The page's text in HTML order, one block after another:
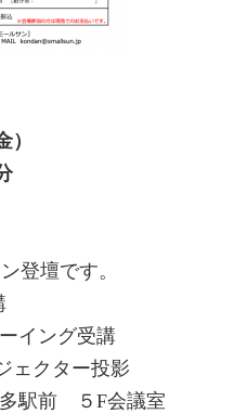
登壇です。
イング受講
ェクター投影
駅前 ５F会議室